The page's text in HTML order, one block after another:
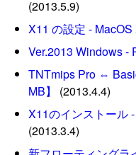
(2013.5.9)
X11 の設定 - MacOS
Ver.2013 Windows -
TNTmips Pro ⇔
MB】
(2013.4.4)
X11のインストール
(2013.3.4)